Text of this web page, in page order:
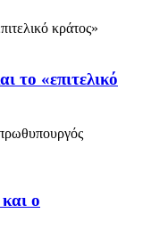
το «επιτελικό
ο